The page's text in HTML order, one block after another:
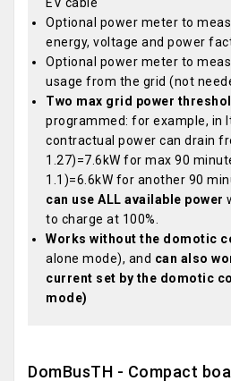
Optional power meter to
energy, voltage and power
Optional power meter to
usage from the grid (not
Two max grid power
programmed: for example, in
contractual power can drain
1.27)=7.6kW for max 90
1.1)=6.6kW for another 90
can use ALL available power
to charge at 100%.
Works without the domotic
alone mode), and can also
current set by the domotic
mode)
DomBusTH - Compact